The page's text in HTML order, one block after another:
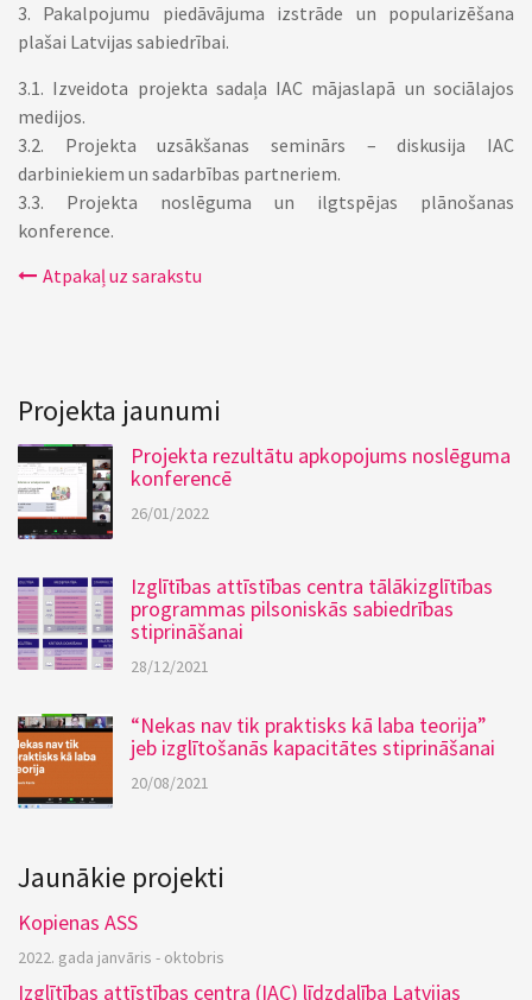
3. Pakalpojumu piedāvājuma izstrāde un popularizēšana
plašai Latvijas sabiedrībai.
3.1. Izveidota projekta sadaļa IAC mājaslapā un sociālajos
medijos.
3.2. Projekta uzsākšanas seminārs – diskusija IAC
darbiniekiem un sadarbības partneriem.
3.3. Projekta noslēguma un ilgtspējas plānošanas
konference.
Atpakaļ uz sarakstu
Projekta jaunumi
Projekta rezultātu apkopojums noslēguma
konferencē
26/01/2022
Izglītības attīstības centra tālākizglītības
programmas pilsoniskās sabiedrības
stiprināšanai
28/12/2021
“Nekas nav tik praktisks kā laba teorija”
jeb izglītošanās kapacitātes stiprināšanai
20/08/2021
Jaunākie projekti
Kopienas ASS
2022. gada janvāris - oktobris
Izglītības attīstības centra (IAC) līdzdalība Latvijas